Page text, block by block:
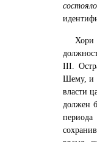
Хори
III.
Шему, и
власти
должен